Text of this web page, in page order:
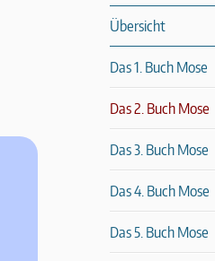
Übersicht
Das 1. Buch Mose
Das 2. Buch Mose
Das 3. Buch Mose
Das 4. Buch Mose
Das 5. Buch Mose